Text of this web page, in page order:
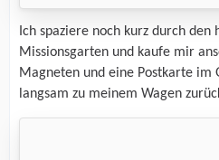
Ich spaziere noch kurz durch den
Missionsgarten und kaufe mir
Magneten und eine Postkarte im
langsam zu meinem Wagen